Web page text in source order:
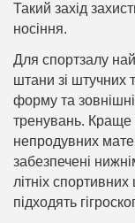
Такий захід
носіння.
Для спортзалу
штани зі штучних
форму та
тренувань. Краще
непродувних
забезпечені
літніх
підходять